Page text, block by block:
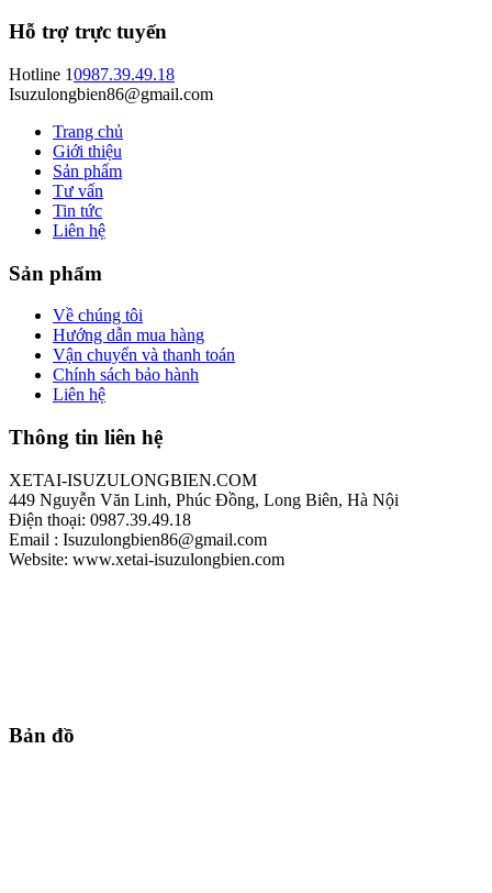
Hỗ trợ trực tuyến
Hotline 10987.39.49.18
Isuzulongbien86@gmail.com
Trang chủ
Giới thiệu
Sản phẩm
Tư vấn
Tin tức
Liên hệ
Sản phẩm
Về chúng tôi
Hướng dẫn mua hàng
Vận chuyển và thanh toán
Chính sách bảo hành
Liên hệ
Thông tin liên hệ
XETAI-ISUZULONGBIEN.COM
449 Nguyễn Văn Linh, Phúc Đồng, Long Biên, Hà Nội
Điện thoại: 0987.39.49.18
Email : Isuzulongbien86@gmail.com
Website: www.xetai-isuzulongbien.com
Bản đồ